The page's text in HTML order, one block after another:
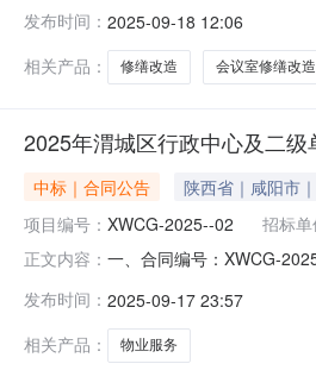
已具备招标条件，现招标
发布时间： 2025-09-18 12:06
相关产品：
修缮改造 会议室修缮改造
2025年渭城区行政中心及二
中标｜合同公告 陕西省｜咸阳市
项目编号： XWCG-2025--02 招标单
正文内容： 一、合同编号：XWCG-
理有限公司地址：咸阳市
发布时间： 2025-09-17 23:57
相关产品：
物业服务